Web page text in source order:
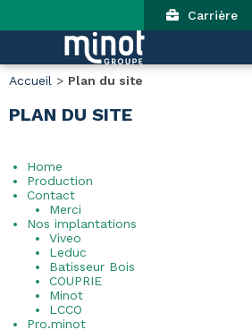
Carrière
Accueil > Plan du site
PLAN DU SITE
Home
Production
Contact
Merci
Nos implantations
Viveo
Leduc
Batisseur Bois
COUPRIE
Minot
LCCO
Pro.minot